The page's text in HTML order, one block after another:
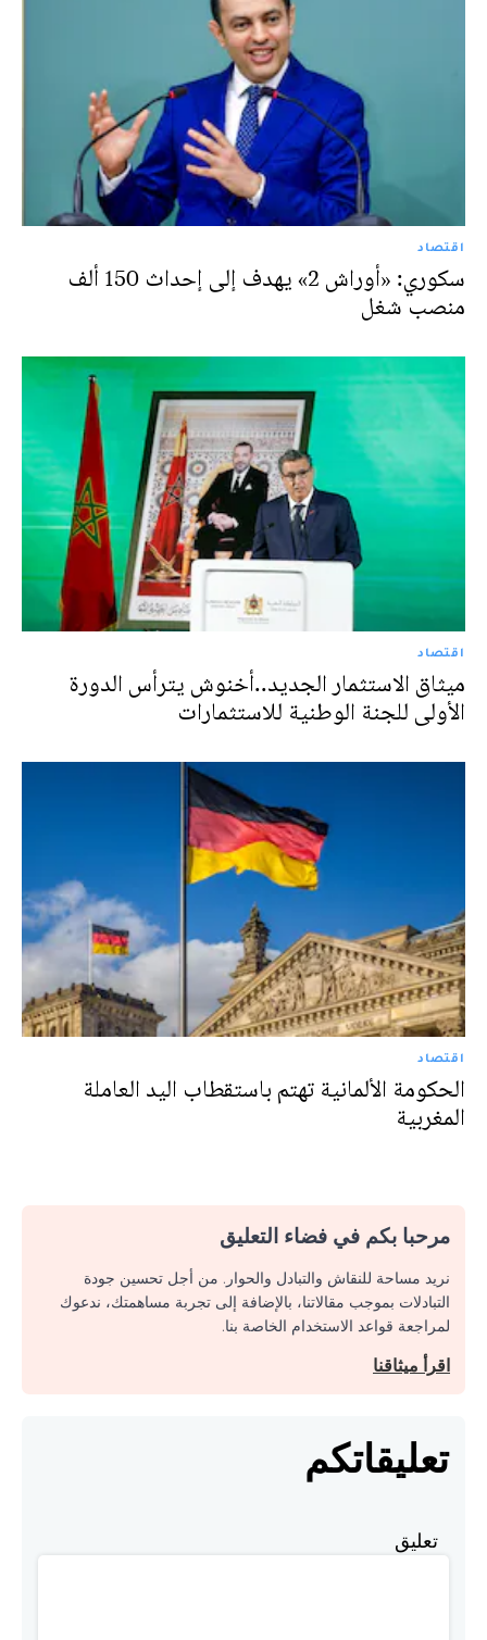
اقتصاد
سكوري: «أوراش 2» يهدف إلى إحداث 150 ألف
منصب شغل
اقتصاد
ميثاق الاستثمار الجديد..أخنوش يترأس الدورة
الأولى للجنة الوطنية للاستثمارات
اقتصاد
الحكومة الألمانية تهتم باستقطاب اليد العاملة
المغربية
مرحبا بكم في فضاء التعليق
نريد مساحة للنقاش والتبادل والحوار. من أجل تحسين جودة
التبادلات بموجب مقالاتنا، بالإضافة إلى تجربة مساهمتك، ندعوك
لمراجعة قواعد الاستخدام الخاصة بنا.
اقرأ ميثاقنا
تعليقاتكم
تعليق